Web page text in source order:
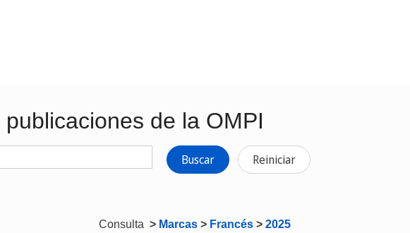
de la OMPI
Buscar Reiniciar
Consulta > Marcas > Francés > 2025